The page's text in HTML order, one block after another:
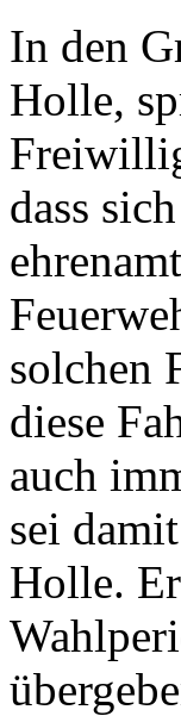
In den
Holle,
dass
solchen
diese
auch
sei
Holle.